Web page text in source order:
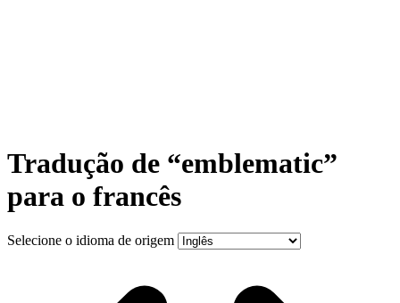
Tradução de “emblematic”
para o francês
Selecione o idioma de origem